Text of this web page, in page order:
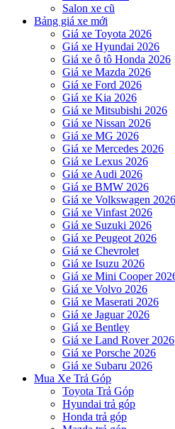
Salon xe cũ
Bảng giá xe mới
Giá xe Toyota 2026
Giá xe Hyundai 2026
Giá xe ô tô Honda 2026
Giá xe Mazda 2026
Giá xe Ford 2026
Giá xe Kia 2026
Giá xe Mitsubishi 2026
Giá xe Nissan 2026
Giá xe MG 2026
Giá xe Mercedes 2026
Giá xe Lexus 2026
Giá xe Audi 2026
Giá xe BMW 2026
Giá xe Volkswagen 2026
Giá xe Vinfast 2026
Giá xe Suzuki 2026
Giá xe Peugeot 2026
Giá xe Chevrolet
Giá xe Isuzu 2026
Giá xe Mini Cooper
Giá xe Volvo 2026
Giá xe Maserati 2026
Giá xe Jaguar 2026
Giá xe Bentley
Giá xe Land Rover 2026
Giá xe Porsche 2026
Giá xe Subaru 2026
Mua Xe Trả Góp
Toyota Trả Góp
Hyundai trả góp
Honda trả góp